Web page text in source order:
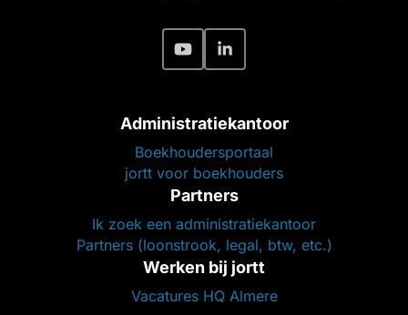
Administratiekantoor
Boekhoudersportaal
jortt voor boekhouders
Partners
Ik zoek een administratiekantoor
Partners (loonstrook, legal, btw, etc.)
Werken bij jortt
Vacatures HQ Almere